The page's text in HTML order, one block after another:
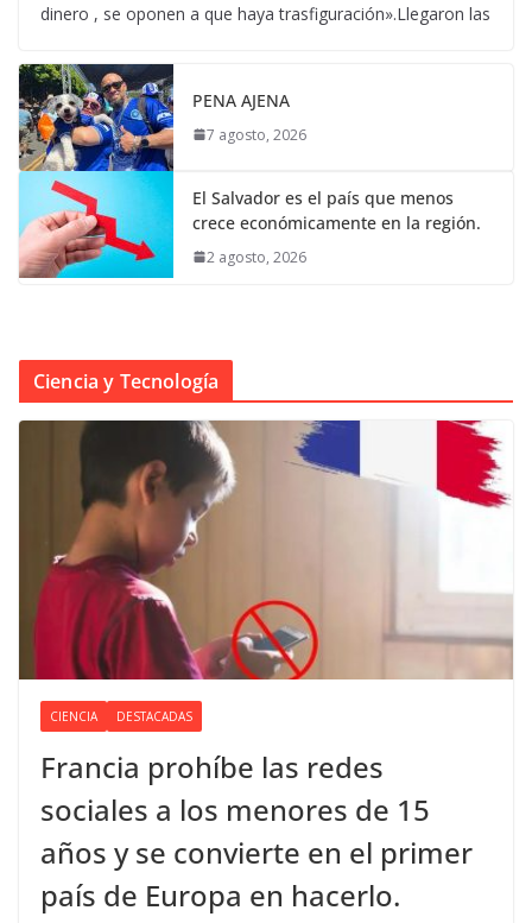
dinero , se oponen a que haya trasfiguración».Llegaron las
PENA AJENA
7 agosto, 2026
El Salvador es el país que menos
crece económicamente en la región.
2 agosto, 2026
Ciencia y Tecnología
CIENCIA DESTACADAS
Francia prohíbe las redes
sociales a los menores de 15
años y se convierte en el primer
país de Europa en hacerlo.